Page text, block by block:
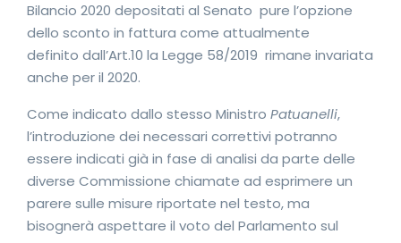
Bilancio 2020 depositati al Senato pure l’opzione
dello sconto in fattura come attualmente
definito dall’Art.10 la Legge 58/2019 rimane invariata
anche per il 2020.
Come indicato dallo stesso Ministro Patuanelli,
l’introduzione dei necessari correttivi potranno
essere indicati già in fase di analisi da parte delle
diverse Commissione chiamate ad esprimere un
parere sulle misure riportate nel testo, ma
bisognerà aspettare il voto del Parlamento sul